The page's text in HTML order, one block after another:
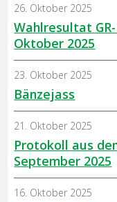
Wahlresultat
Oktober 2025
26. Oktober 2025
Bänzejass
23. Oktober 2025
Protokoll aus
September 2025
21. Oktober 2025
16. Oktober 2025